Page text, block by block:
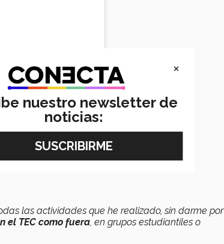
las actividades que he realizado, sin darme por
el TEC como fuera , en grupos estudiantiles o
×
nuestro newsletter de
noticias: